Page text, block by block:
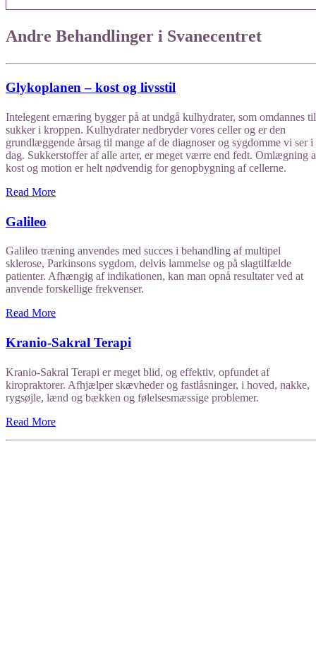
Andre Behandlinger i Svanecentret
Glykoplanen – kost og livsstil
Intelegent ernæring bygger på at undgå kulhydrater, som omdannes til
sukker i kroppen. Kulhydrater nedbryder vores celler og er den
grundlæggende årsag til mange af de diagnoser og sygdomme vi ser i
dag. Sukkerstoffer af alle arter, er meget værre end fedt. Omlægning
kost og motion er helt nødvendig for genopbygning af cellerne.
Read More
Galileo
Galileo træning anvendes med succes i behandling af multipel
sklerose, Parkinsons sygdom, delvis lammelse og på slagtilfælde
patienter. Afhængig af indikationen, kan man opnå resultater ved at
anvende forskellige frekvenser.
Read More
Kranio-Sakral Terapi
Kranio-Sakral Terapi er meget blid, og effektiv, opfundet af
kiropraktorer. Afhjælper skævheder og fastlåsninger, i hoved, nakke,
rygsøjle, lænd og bækken og følelsesmæssige problemer.
Read More